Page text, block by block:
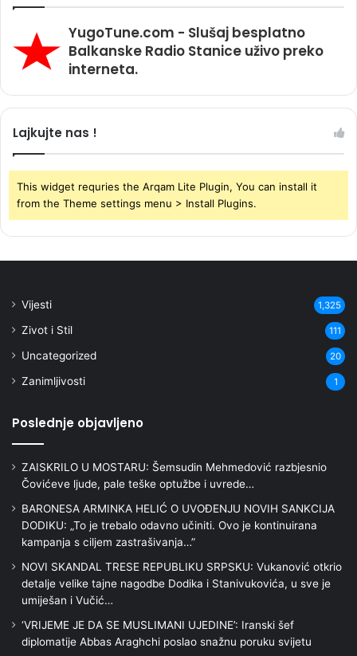
YugoTune.com - Slušaj besplatno
Balkanske Radio Stanice uživo preko
interneta.
Lajkujte nas !
This widget requries the Arqam Lite Plugin, You can install it
from the Theme settings menu > Install Plugins.
Vijesti 1,325
Zivot i Stil 111
Uncategorized 20
Zanimljivosti 1
Poslednje objavljeno
ZAISKRILO U MOSTARU: Šemsudin Mehmedović razbjesnio
Čovićeve ljude, pale teške optužbe i uvrede…
BARONESA ARMINKA HELIĆ O UVOĐENJU NOVIH SANKCIJA
DODIKU: „To je trebalo odavno učiniti. Ovo je kontinuirana
kampanja s ciljem zastrašivanja…”
NOVI SKANDAL TRESE REPUBLIKU SRPSKU: Vukanović otkrio
detalje velike tajne nagodbe Dodika i Stanivukovića, u sve je
umiješan i Vučić…
‘VRIJEME JE DA SE MUSLIMANI UJEDINE’: Iranski šef
diplomatije Abbas Araghchi poslao snažnu poruku svijetu